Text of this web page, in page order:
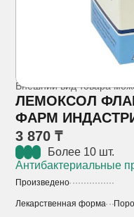
Внешний вид товара
ЛЕМОКСОЛ
ФАРМ
3 870 ₸
Более 10 шт.
Антибактериальные
Произведено
Лекарственная форма